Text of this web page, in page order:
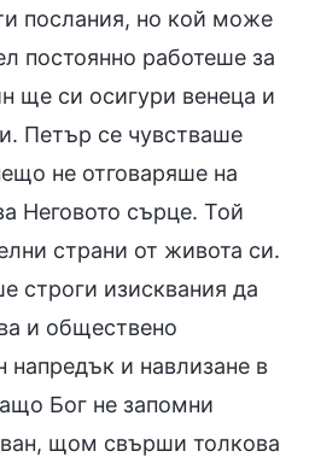
послания, но кой може
постоянно работеше за
ще си осигури венеца и
Петър се чувстваше
не отговаряше на
Неговото сърце. Той
страни от живота си.
строги изисквания да
и обществено
и навлизане в
Бог не запомни
щом свърши толкова